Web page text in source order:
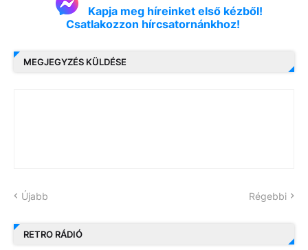
Kapja meg híreinket első kézből!
Csatlakozzon hírcsatornánkhoz!
MEGJEGYZÉS KÜLDÉSE
Újabb Régebbi
RETRO RÁDIÓ